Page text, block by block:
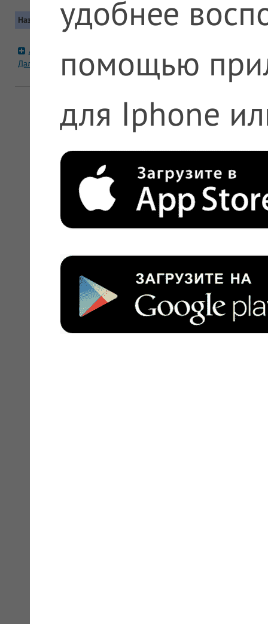
Название Контакты
А5 №1128 с.Петрово-
Дальнее
Автобус: 549. Маршрутка: 898
+7 (495) 612-11-11, +7 (800) 200-
удобнее
помощью
для Iphone